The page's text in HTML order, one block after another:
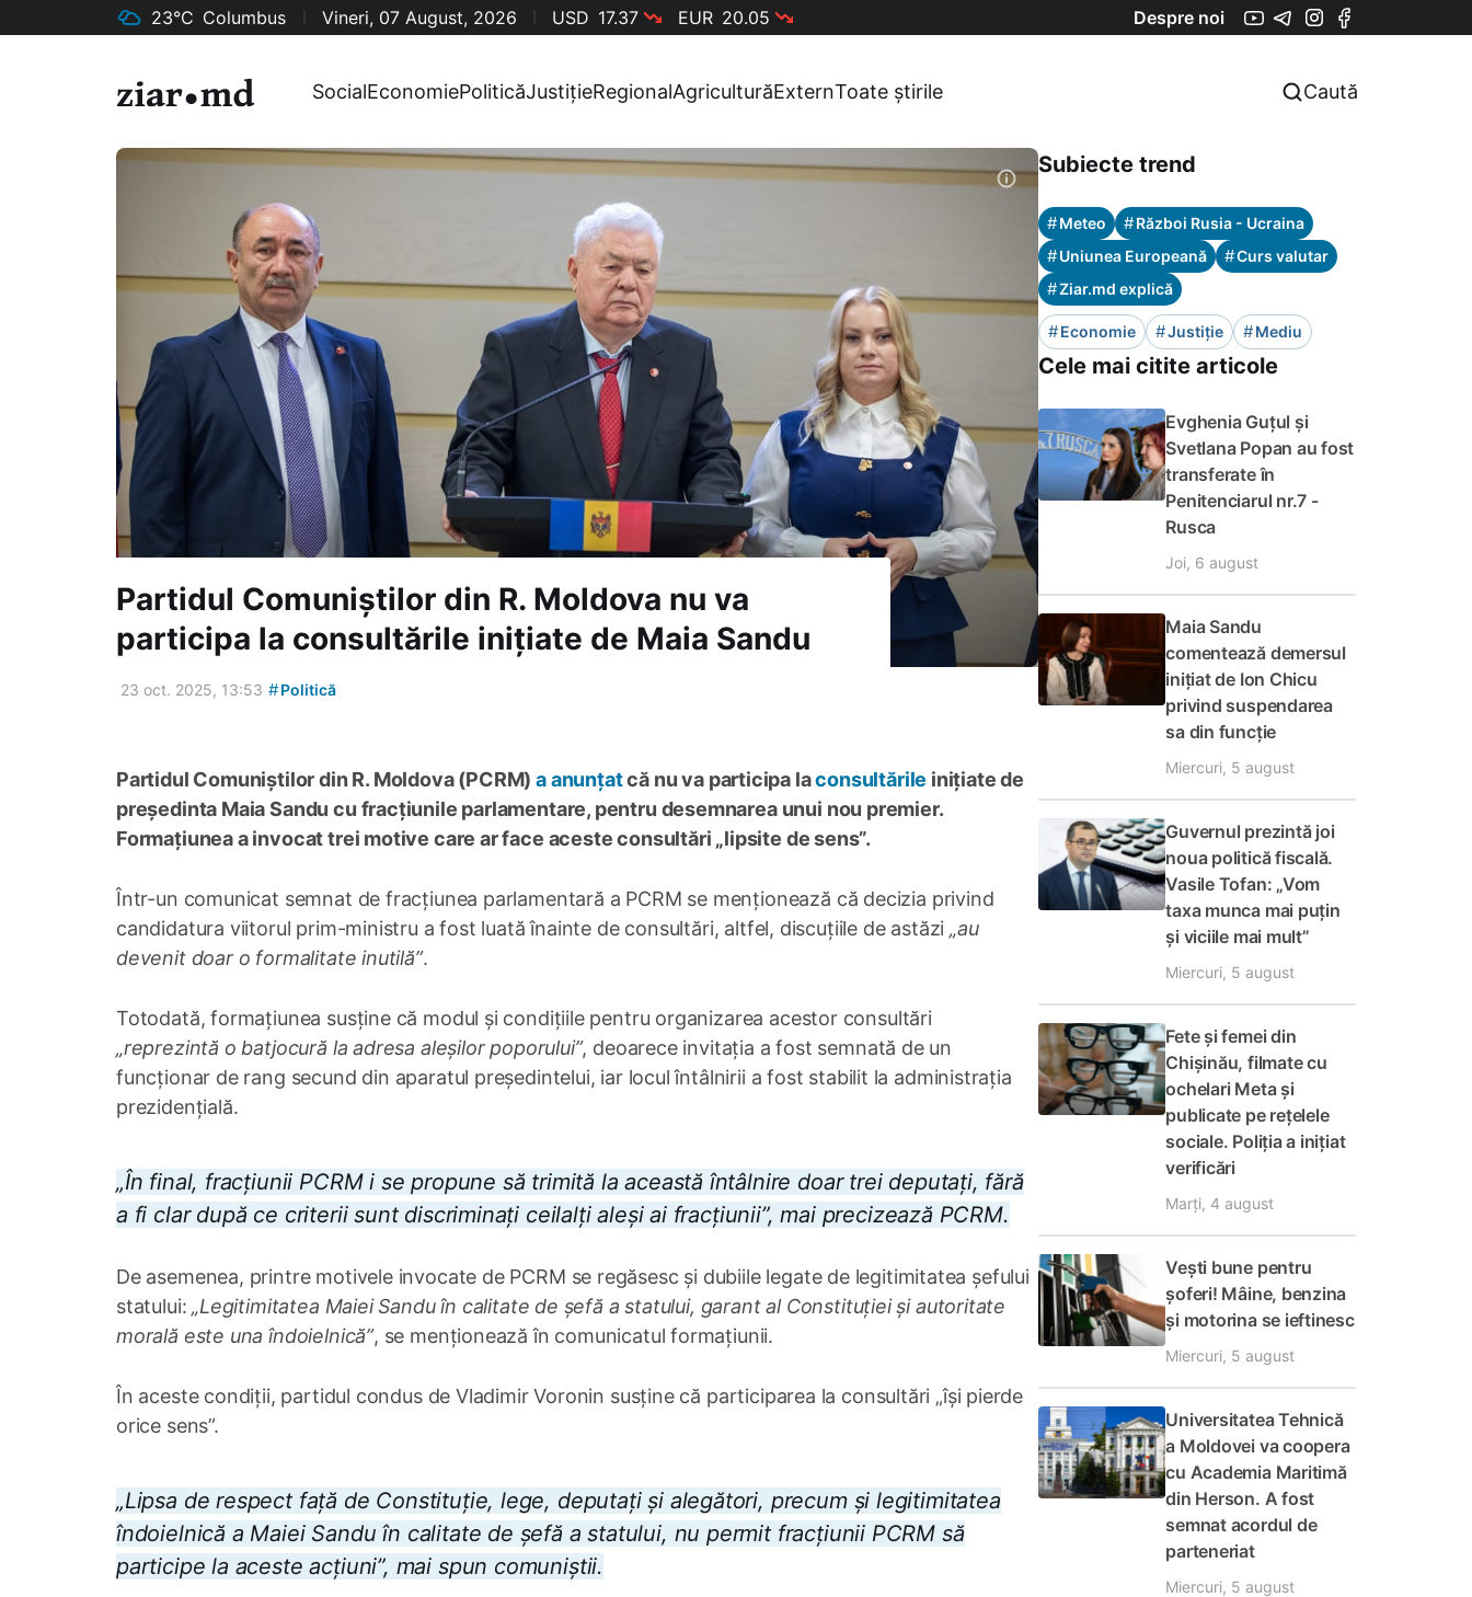
23°C Columbus Vineri, 07 August, 2026 USD 17.37 EUR 20.05 Despre noi
SocialEconomiePoliticăJustițieRegionalAgriculturăExternToate știrile Caută
Partidul Comuniștilor din R. Moldova nu va
participa la consultările inițiate de Maia Sandu
23 oct. 2025, 13:53 #Politică
Partidul Comuniștilor din R. Moldova (PCRM)a anunțatcă nu va participa laconsultările inițiate de
președinta Maia Sandu cu fracțiunile parlamentare, pentru desemnarea unui nou premier.
Formațiunea a invocat trei motive care ar face aceste consultări „lipsite de sens”.
Într-un comunicat semnat de fracțiunea parlamentară a PCRM se menționează că decizia privind
candidatura viitorul prim-ministru a fost luată înainte de consultări, altfel, discuțiile de astăzi„au
devenit doar o formalitate inutilă”.
Totodată, formațiunea susține că modul și condițiile pentru organizarea acestor consultări
„reprezintă o batjocură la adresa aleșilor poporului”, deoarece invitația a fost semnată de un
funcționar de rang secund din aparatul președintelui, iar locul întâlnirii a fost stabilit la administrația
prezidențială.
„În final, fracțiunii PCRM i se propune să trimită la această întâlnire doar trei deputați, fără
a fi clar după ce criterii sunt discriminați ceilalți aleși ai fracțiunii”, mai precizează PCRM.
De asemenea, printre motivele invocate de PCRM se regăsesc și dubiile legate de legitimitatea șefului
statului:„Legitimitatea Maiei Sandu în calitate de șefă a statului, garant al Constituției și autoritate
morală este una îndoielnică”, se menționează în comunicatul formațiunii.
În aceste condiții, partidul condus de Vladimir Voronin susține că participarea la consultări „își pierde
orice sens”.
„Lipsa de respect față de Constituție, lege, deputați și alegători, precum și legitimitatea
îndoielnică a Maiei Sandu în calitate de șefă a statului, nu permit fracțiunii PCRM să
participe la aceste acțiuni”, mai spun comuniștii.
Subiecte trend
#Meteo #Război Rusia - Ucraina
#Uniunea Europeană #Curs valutar
#Ziar.md explică
#Economie #Justiție #Mediu
Cele mai citite articole
Evghenia Guțul și
Svetlana Popan au fost
transferate în
Penitenciarul nr.7 -
Rusca
Joi, 6 august
Maia Sandu
comentează demersul
inițiat de Ion Chicu
privind suspendarea
sa din funcție
Miercuri, 5 august
Guvernul prezintă joi
noua politică fiscală.
Vasile Tofan: „Vom
taxa munca mai puțin
și viciile mai mult”
Miercuri, 5 august
Fete și femei din
Chișinău, filmate cu
ochelari Meta și
publicate pe rețelele
sociale. Poliția a inițiat
verificări
Marți, 4 august
Vești bune pentru
șoferi! Mâine, benzina
și motorina se ieftinesc
Miercuri, 5 august
Universitatea Tehnică
a Moldovei va coopera
cu Academia Maritimă
din Herson. A fost
semnat acordul de
parteneriat
Miercuri, 5 august